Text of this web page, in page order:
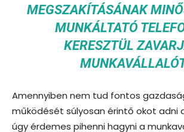
MEGSZAKÍTÁSÁNAK
MUNKÁLTATÓ
KERESZTÜL
Amennyiben nem tud fontos
működését súlyosan érintő okot adni
úgy érdemes pihenni hagyni a